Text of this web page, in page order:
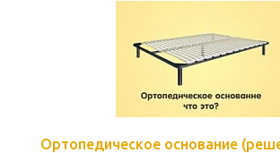
Ортопедическое основание